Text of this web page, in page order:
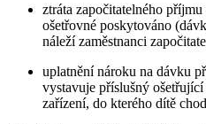
ztráta započitatelného
ošetřovné poskytováno
náleží zaměstnanci
uplatnění nároku na dávku
vystavuje příslušný
zařízení, do kterého dítě